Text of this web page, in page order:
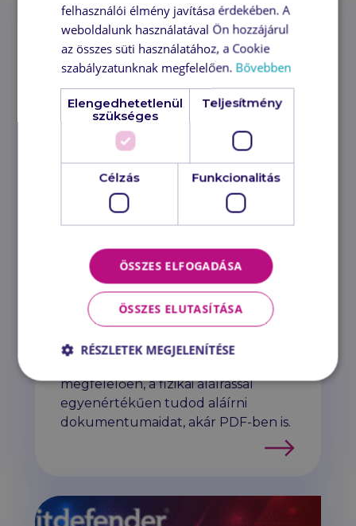
Érintésmentes elektronikus
aláírás a Nextsense-től
2020. május 5., 08:59
Ha érintésmentesen szeretnéd
ügyfeleiddel aláíratni a teljesítés-
igazolásokat, nagy mennyiségben
szeretnél számlákat vagy
szerződéseket kiküldeni, nézd meg
a Nextsense rendszereit. A hazai
elektronikus aláírás szolgáltatóktól
vásárolt digitális aláírásoddal a
megfelelően, a fizikai aláírással
egyenértékűen tudod aláírni
dokumentumaidat, akár PDF-ben is.
Tovább
felhasználói élmény javítása érdekében. A
weboldalunk használatával Ön hozzájárul
az összes süti használatához, a Cookie
szabályzatunknak megfelelően. Bővebben
Elengedhetetlenül
szükséges
Teljesítmény
Célzás Funkcionalitás
ÖSSZES ELFOGADÁSA
ÖSSZES ELUTASÍTÁSA
RÉSZLETEK MEGJELENÍTÉSE